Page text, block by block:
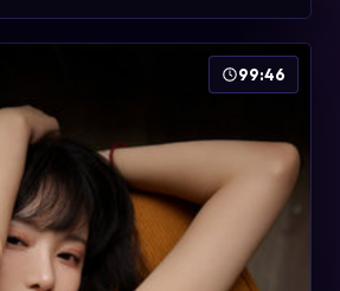
99:46